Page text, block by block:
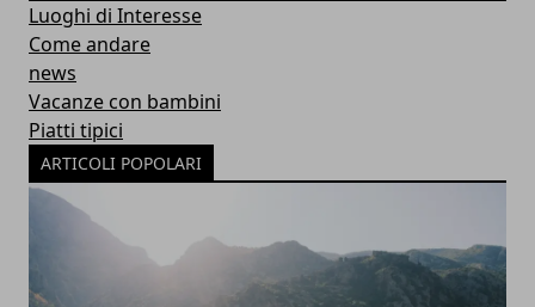
Luoghi di Interesse
Come andare
news
Vacanze con bambini
Piatti tipici
ARTICOLI POPOLARI